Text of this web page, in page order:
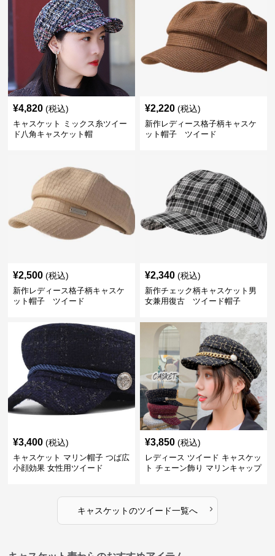
¥4,820 (税込)
キャスケット ミックス糸ツイー
ド八角キャスケット帽
¥2,220 (税込)
新作レディース格子柄キャスケ
ット帽子 ツイード
¥2,500 (税込)
新作レディース格子柄キャスケ
ット帽子 ツイード
¥2,340 (税込)
新作チェック柄キャスケット男
女兼用復古 ツイード帽子
¥3,400 (税込)
キャスケット マリン帽子 つば広
小顔効果 女性用ツイード
¥3,850 (税込)
レディース ツイード キャスケッ
ト チェーン飾り マリンキャップ
キャスケットのツイード一覧へ ›